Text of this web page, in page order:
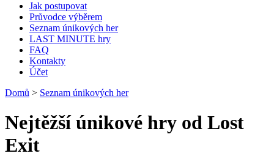
Jak postupovat
Průvodce výběrem
Seznam únikových her
LAST MINUTE hry
FAQ
Kontakty
Účet
Domů > Seznam únikových her
Nejtěžší únikové hry od Lost
Exit